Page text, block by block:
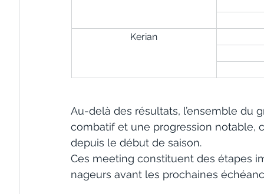
Kerian
Au-delà des résultats, l’ensemble du
combatif et une progression notable,
depuis le début de saison.
Ces meeting constituent des étapes
nageurs avant les prochaines